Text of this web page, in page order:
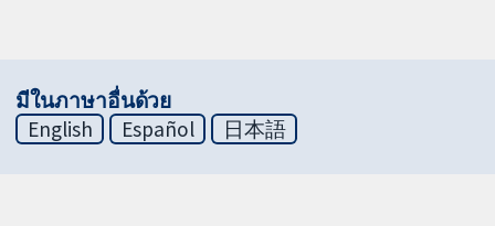
มีในภาษาอื่นด้วย
English
Español 日本語